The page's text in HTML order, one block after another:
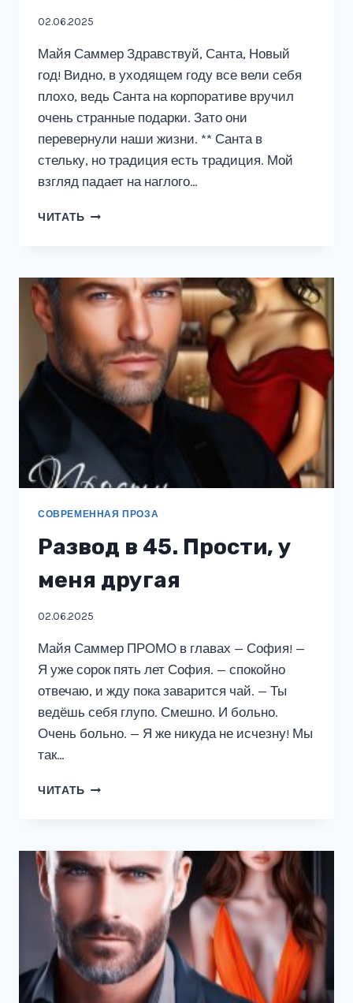
02.06.2025
Майя Саммер Здравствуй, Санта, Новый
год! Видно, в уходящем году все вели себя
плохо, ведь Санта на корпоративе вручил
очень странные подарки. Зато они
перевернули наши жизни. ** Санта в
стельку, но традиция есть традиция. Мой
взгляд падает на наглого…
ЧИТАТЬ ТАЙНЫЙ
СОВРЕМЕННАЯ ПРОЗА
Развод в 45. Прости, у
меня другая
02.06.2025
Майя Саммер ПРОМО в главах — София! —
Я уже сорок пять лет София. — спокойно
отвечаю, и жду пока заварится чай. — Ты
ведёшь себя глупо. Смешно. И больно.
Очень больно. — Я же никуда не исчезну! Мы
так…
ЧИТАТЬ РАЗВОД
У
МЕНЯ
ДРУГАЯ